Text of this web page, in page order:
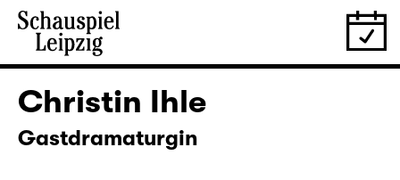
Christin Ihle
Gastdramaturgin